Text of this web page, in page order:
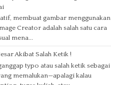
membuat gambar menggunakan
Creator adalah salah satu cara
mena...
Akibat Salah Ketik !
typo atau salah ketik sebagai
memalukan—apalagi kalau